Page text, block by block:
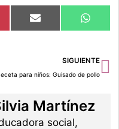
Compartir
en
Email
en
SIGUIENTE
para niños: Guisado de pollo
Martínez
social,